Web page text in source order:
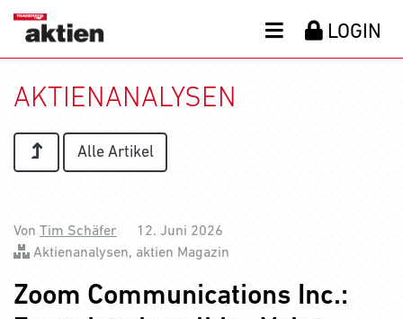
LOGIN
AKTIENANALYSEN
Alle Artikel
Von Tim Schäfer
12. Juni 2026
Aktienanalysen, aktien Magazin
Zoom Communications Inc.: